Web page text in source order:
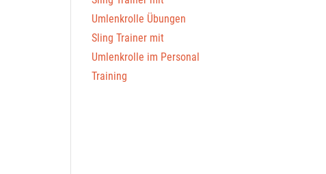
Umlenkrolle Übungen
Sling Trainer mit
Umlenkrolle im Personal
Training